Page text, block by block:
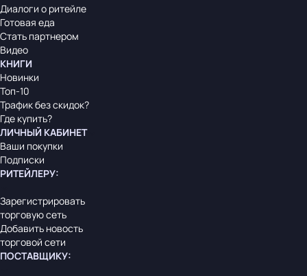
Диалоги о ритейле
Готовая еда
Стать партнером
Видео
КНИГИ
Новинки
Топ-10
Трафик без скидок?
Где купить?
ЛИЧНЫЙ КАБИНЕТ
Ваши покупки
Подписки
РИТЕЙЛЕРУ:
Зарегистрировать
торговую сеть
Добавить новость
торговой сети
ПОСТАВЩИКУ: